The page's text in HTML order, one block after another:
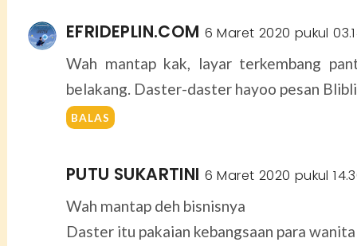
EFRIDEPLIN.COM 6 Maret 2020 pukul
Wah mantap kak, layar terkembang
belakang. Daster-daster hayoo pesan
BALAS
PUTU SUKARTINI 6 Maret 2020 pukul
Wah mantap deh bisnisnya
Daster itu pakaian kebangsaan para wanita